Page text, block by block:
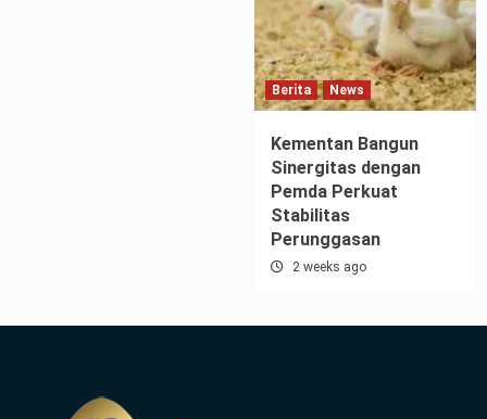
Berita News
Kementan Bangun
Sinergitas dengan
Pemda Perkuat
Stabilitas
Perunggasan
2 weeks ago